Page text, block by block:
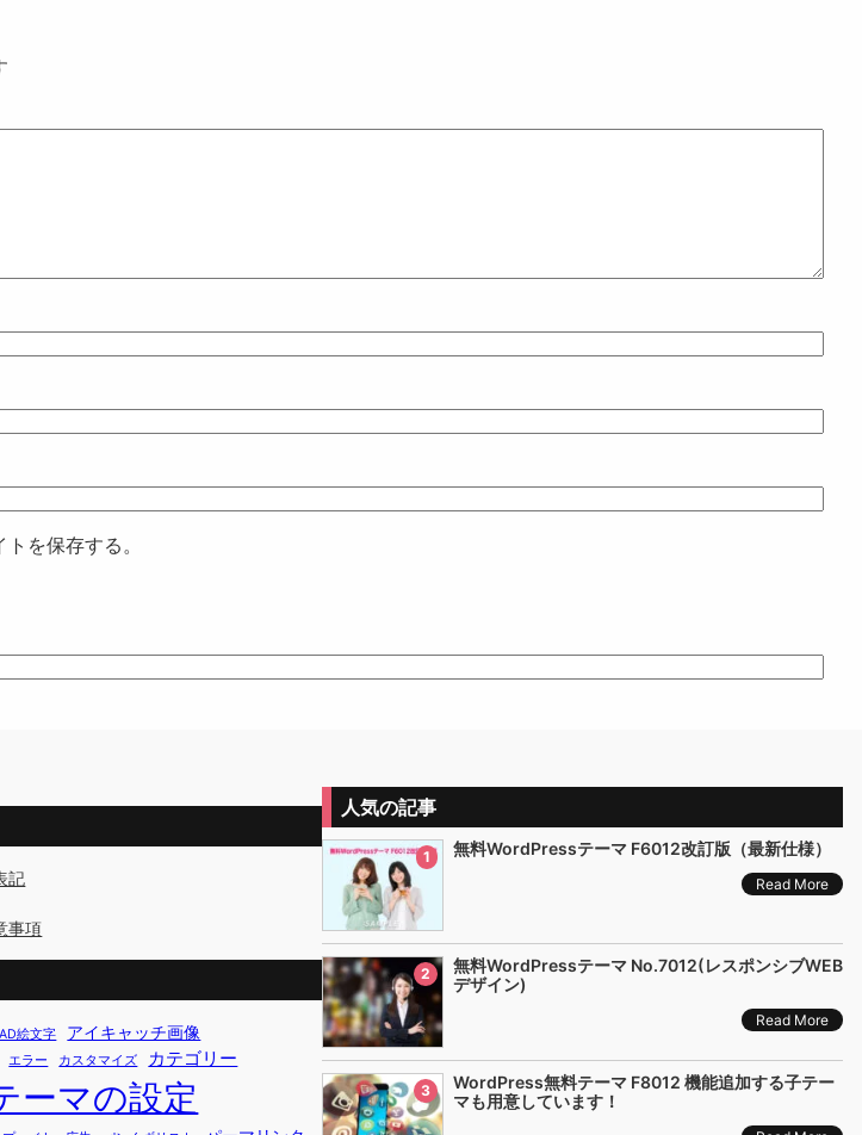
を保存する。
記
事項
絵文字
アイキャッチ画像
エラー カスタマイズ カテゴリー
ーマの設定
人気の記事
1 無料WordPressテーマ F6012改訂版（最新仕様）
Read More
2
無料WordPressテーマ No.7012(レスポンシブWEB
デザイン)
Read More
3
WordPress無料テーマ F8012 機能追加する子テー
マも用意しています！